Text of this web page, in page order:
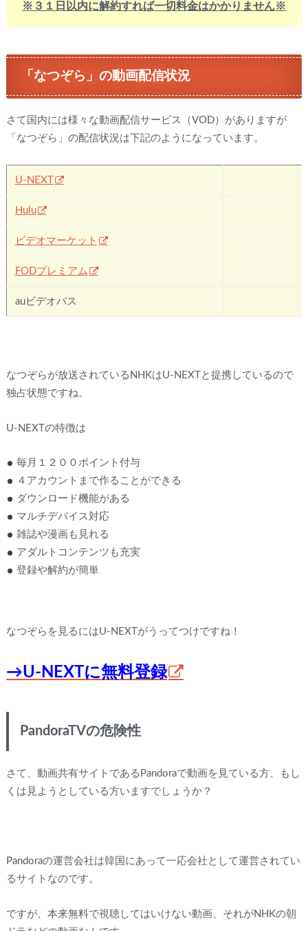
※３１日以内に解約すれば一切料金はかかりません※
「なつぞら」の動画配信状況
さて国内には様々な動画配信サービス（VOD）がありますが
「なつぞら」の配信状況は下記のようになっています。
U-NEXT
Hulu
ビデオマーケット
FODプレミアム
auビデオパス
なつぞらが放送されているNHKはU-NEXTと提携しているので
独占状態ですね。
U-NEXTの特徴は
毎月１２００ポイント付与
４アカウントまで作ることができる
ダウンロード機能がある
マルチデバイス対応
雑誌や漫画も見れる
アダルトコンテンツも充実
登録や解約が簡単
なつぞらを見るにはU-NEXTがうってつけですね！
→U-NEXTに無料登録
PandoraTVの危険性
さて、動画共有サイトであるPandoraで動画を見ている方、もし
くは見ようとしている方いますでしょうか？
Pandoraの運営会社は韓国にあって一応会社として運営されてい
るサイトなのです。
ですが、本来無料で視聴してはいけない動画、それがNHKの朝